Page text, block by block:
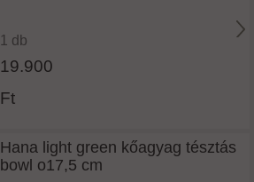
1 db
19.900
Ft
Hana light green kőagyag tésztás
bowl o17,5 cm